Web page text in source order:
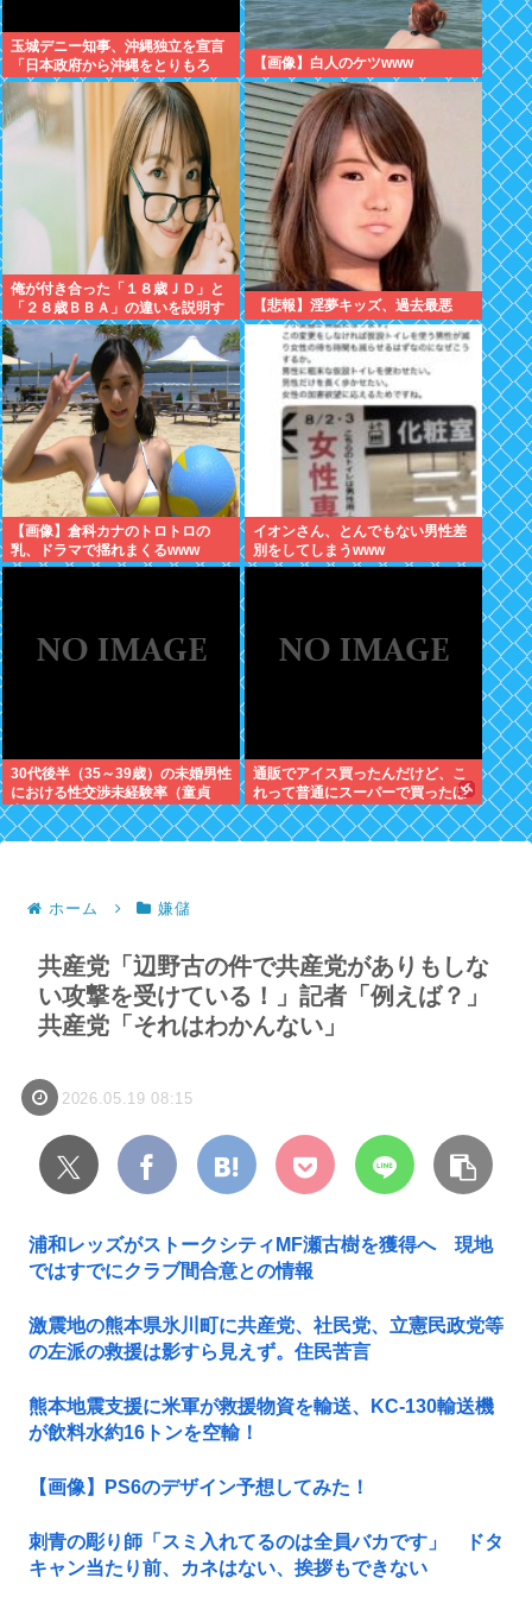
玉城デニー知事、沖縄独立を宣言
「日本政府から沖縄をとりもろ
す！！」
【画像】白人のケツwww
俺が付き合った「１８歳ＪＤ」と
「２８歳ＢＢＡ」の違いを説明す
るwww
【悲報】淫夢キッズ、過去最悪
【画像】倉科カナのトロトロの
乳、ドラマで揺れまくるwww
イオンさん、とんでもない男性差
別をしてしまうwww
30代後半（35～39歳）の未婚男性
における性交渉未経験率（童貞
率）が約26%（4人に1人）
通販でアイス買ったんだけど、こ
れって普通にスーパーで買ったほ
うが安くないか？
ホーム 嫌儲
共産党「辺野古の件で共産党がありもしな
い攻撃を受けている！」記者「例えば？」
共産党「それはわかんない」
2026.05.19 08:15
浦和レッズがストークシティMF瀬古樹を獲得へ 現地
ではすでにクラブ間合意との情報
激震地の熊本県氷川町に共産党、社民党、立憲民政党等
の左派の救援は影すら見えず。住民苦言
熊本地震支援に米軍が救援物資を輸送、KC-130輸送機
が飲料水約16トンを空輸！
【画像】PS6のデザイン予想してみた！
刺青の彫り師「スミ入れてるのは全員バカです」 ドタ
キャン当たり前、カネはない、挨拶もできない